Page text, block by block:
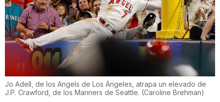
Jo Adell, de los Angels de Los Ángeles, atrapa un elevado de
J.P. Crawford, de los Mariners de Seattle. (Caroline Brehman)